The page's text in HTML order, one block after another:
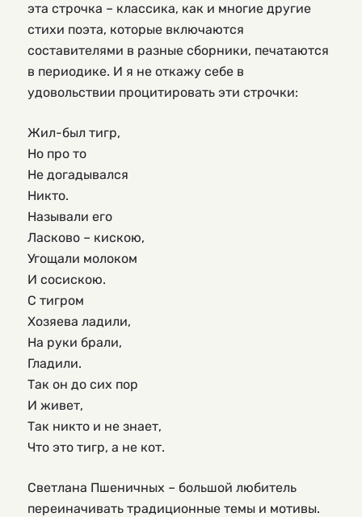
эта строчка – классика, как и многие другие
стихи поэта, которые включаются
составителями в разные сборники, печатаются
в периодике. И я не откажу себе в
удовольствии процитировать эти строчки:
Жил-был тигр,
Но про то
Не догадывался
Никто.
Называли его
Ласково – кискою,
Угощали молоком
И сосискою.
С тигром
Хозяева ладили,
На руки брали,
Гладили.
Так он до сих пор
И живет,
Так никто и не знает,
Что это тигр, а не кот.
Светлана Пшеничных – большой любитель
переиначивать традиционные темы и мотивы.